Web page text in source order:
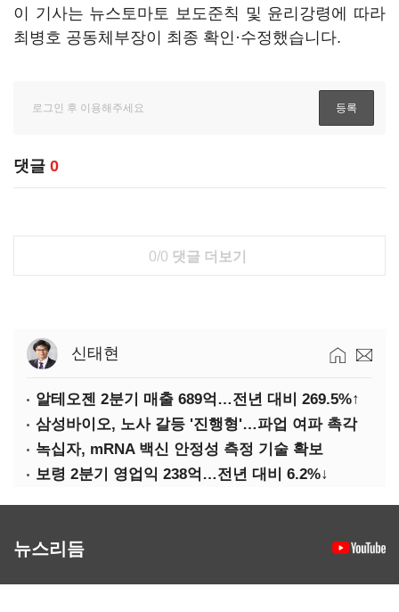
이 기사는 뉴스토마토 보도준칙 및 윤리강령에 따라
최병호 공동체부장이 최종 확인·수정했습니다.
댓글 0
0/0 댓글 더보기
신태현
알테오젠 2분기 매출 689억…전년 대비 269.5%↑
삼성바이오, 노사 갈등 '진행형'…파업 여파 촉각
녹십자, mRNA 백신 안정성 측정 기술 확보
보령 2분기 영업익 238억…전년 대비 6.2%↓
뉴스리듬